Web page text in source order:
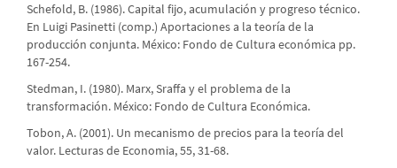
Schefold, B. (1986). Capital fijo, acumulación y progreso técnico.
En Luigi Pasinetti (comp.) Aportaciones a la teoría de la
producción conjunta. México: Fondo de Cultura económica pp.
167-254.
Stedman, I. (1980). Marx, Sraffa y el problema de la
transformación. México: Fondo de Cultura Económica.
Tobon, A. (2001). Un mecanismo de precios para la teoría del
valor. Lecturas de Economia, 55, 31-68.